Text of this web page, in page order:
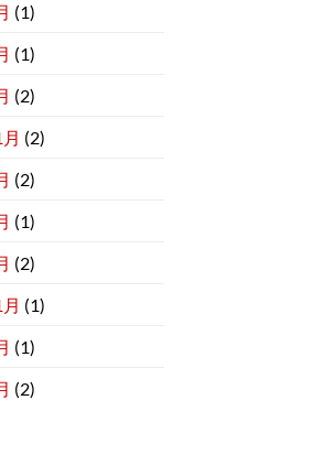
(1)
(1)
(2)
(2)
(2)
(1)
(2)
(1)
(1)
(2)